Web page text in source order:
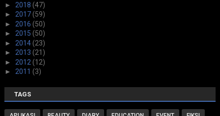
► 2018 (47)
► 2017(59)
► 2016 (50)
► 2015 (50)
► 2014(23)
► 2013 (21)
► 2012 (12)
► 2011 (3)
TAGS